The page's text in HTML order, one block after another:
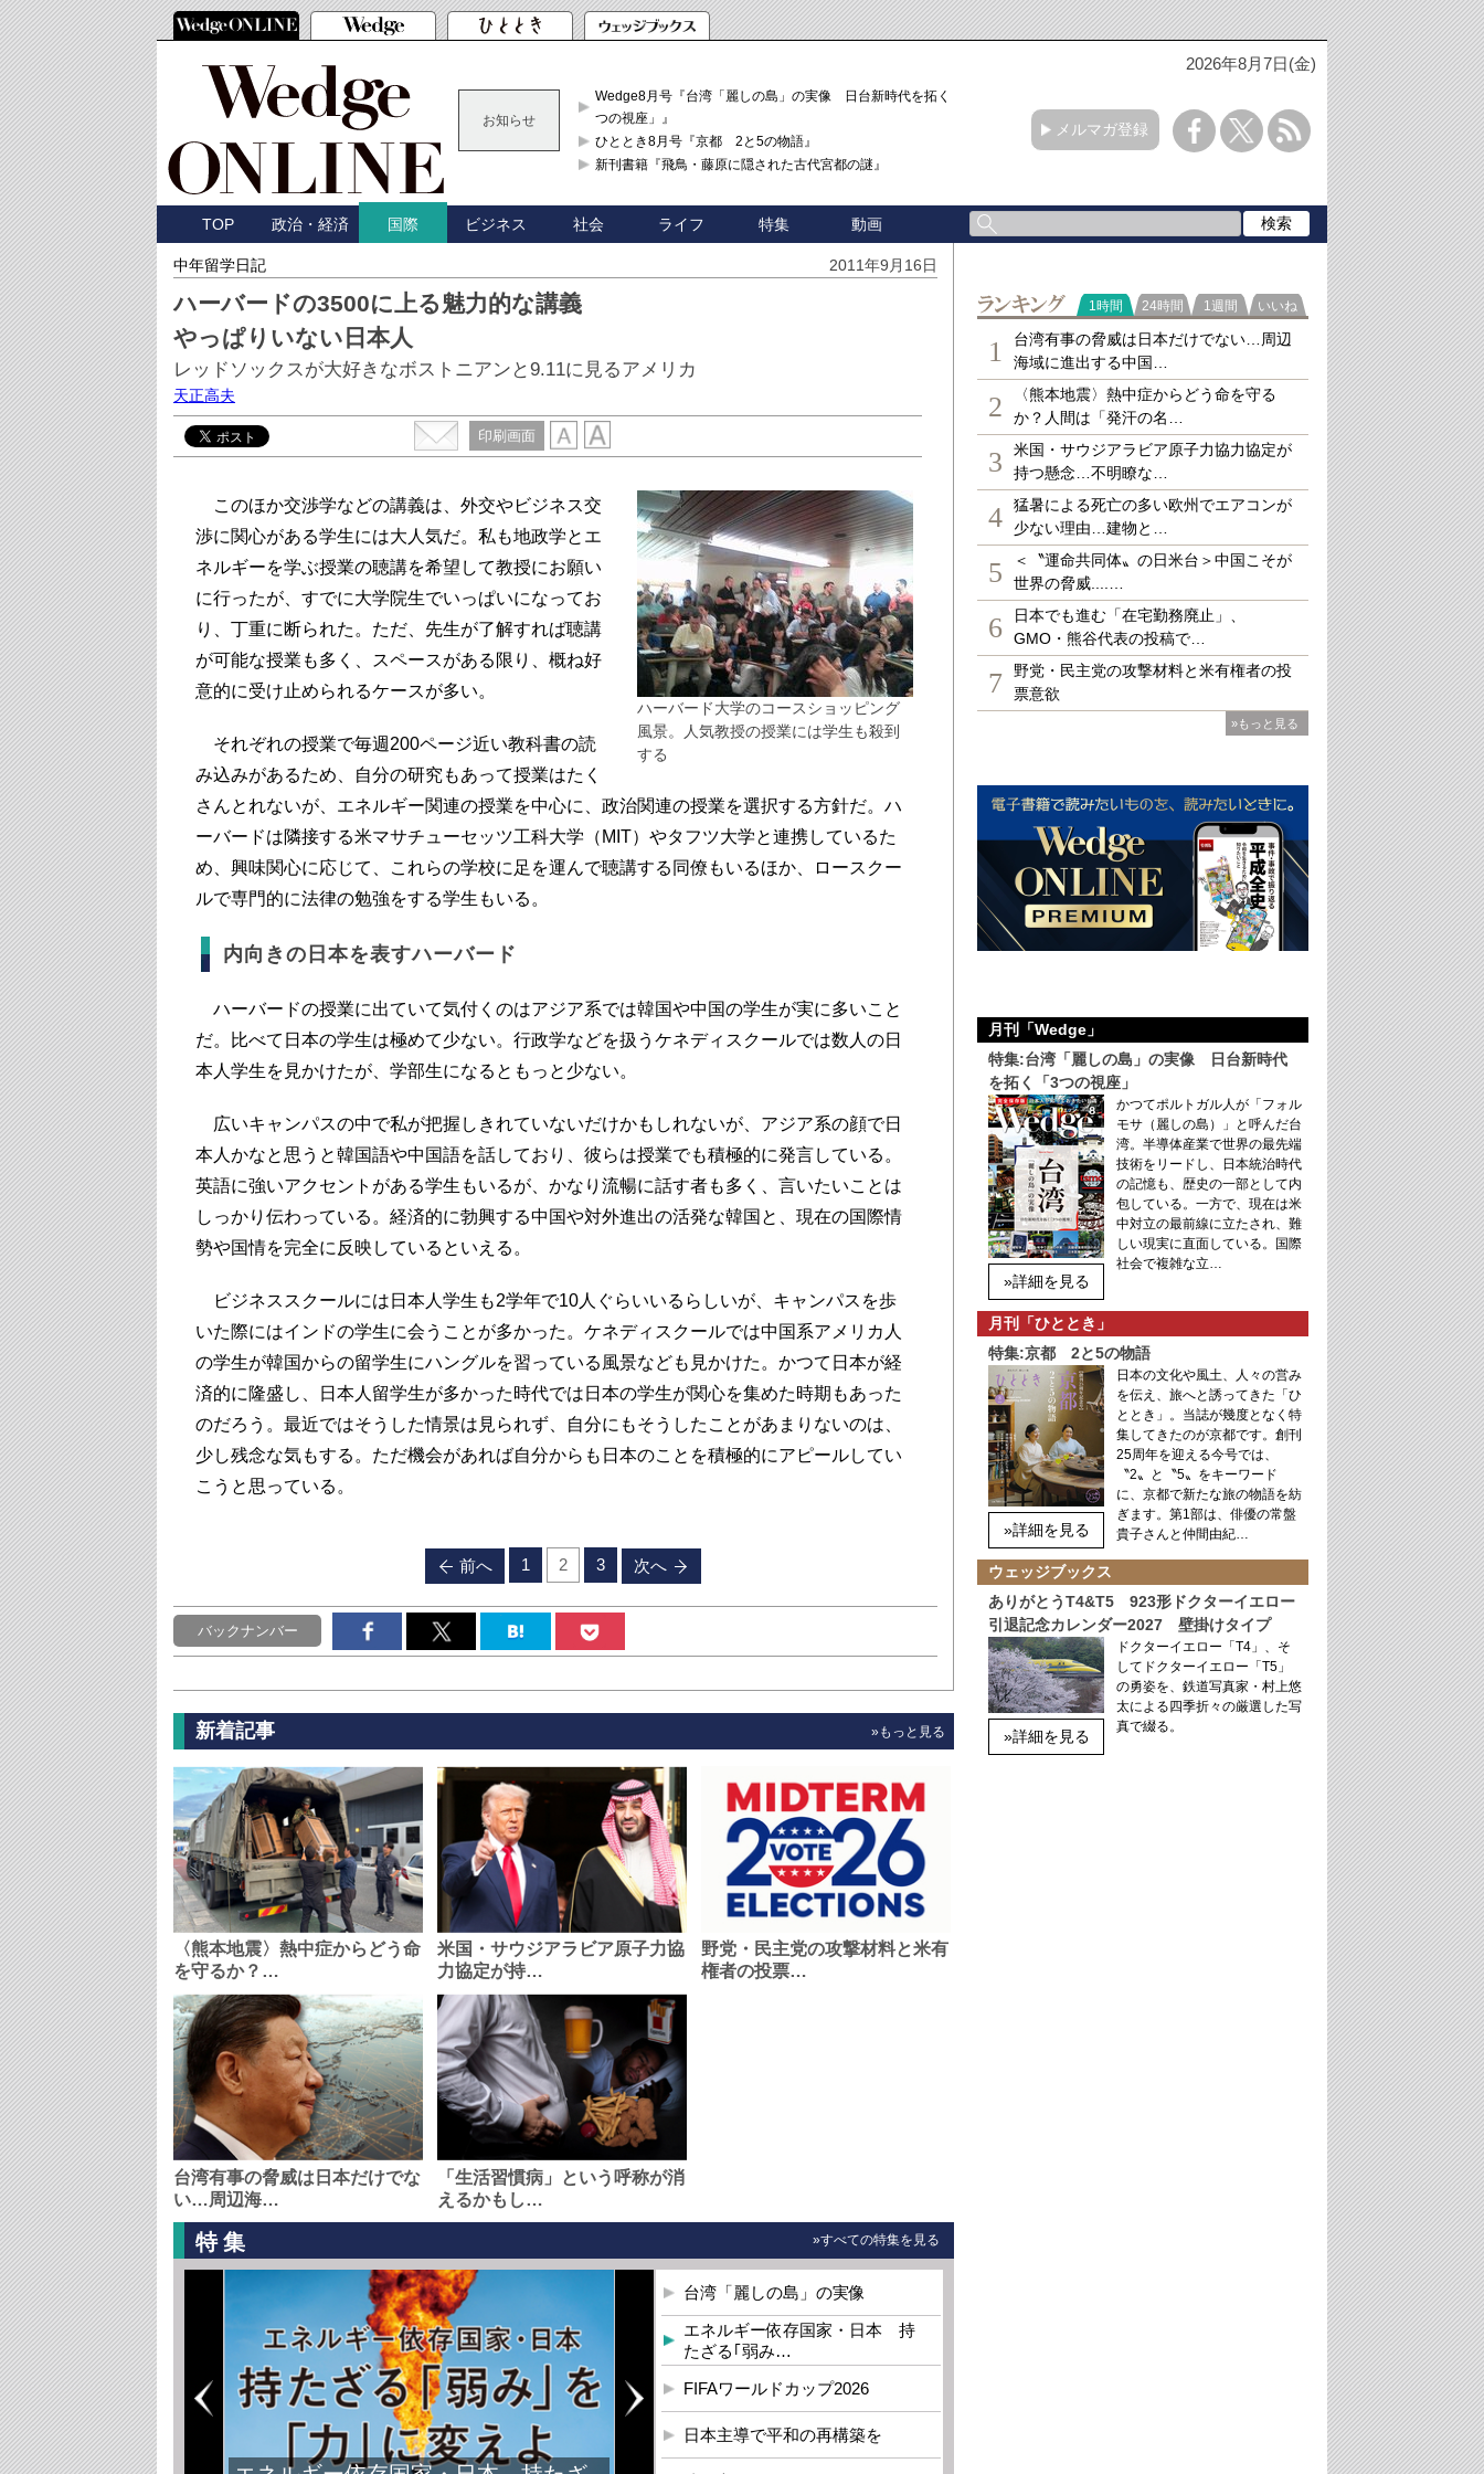
2026年8月7日(金)
お知らせ
Wedge8月号『台湾「麗しの島」の実像 日台新時代を拓く「3
つの視座」』
ひととき8月号『京都 2と5の物語』
新刊書籍『飛鳥・藤原に隠された古代宮都の謎』
メルマガ登録
TOP 政治・経済 国際 ビジネス 社会 ライフ 特集 動画
中年留学日記 2011年9月16日
ハーバードの3500に上る魅力的な講義
やっぱりいない日本人
レッドソックスが大好きなボストニアンと9.11に見るアメリカ
天正高夫
印刷画面
ハーバード大学のコースショッピング
風景。人気教授の授業には学生も殺到
する
このほか交渉学などの講義は、外交やビジネス交
渉に関心がある学生には大人気だ。私も地政学とエ
ネルギーを学ぶ授業の聴講を希望して教授にお願い
に行ったが、すでに大学院生でいっぱいになってお
り、丁重に断られた。ただ、先生が了解すれば聴講
が可能な授業も多く、スペースがある限り、概ね好
意的に受け止められるケースが多い。
それぞれの授業で毎週200ページ近い教科書の読
み込みがあるため、自分の研究もあって授業はたく
さんとれないが、エネルギー関連の授業を中心に、政治関連の授業を選択する方針だ。ハ
ーバードは隣接する米マサチューセッツ工科大学（MIT）やタフツ大学と連携しているた
め、興味関心に応じて、これらの学校に足を運んで聴講する同僚もいるほか、ロースクー
ルで専門的に法律の勉強をする学生もいる。
内向きの日本を表すハーバード
ハーバードの授業に出ていて気付くのはアジア系では韓国や中国の学生が実に多いこと
だ。比べて日本の学生は極めて少ない。行政学などを扱うケネディスクールでは数人の日
本人学生を見かけたが、学部生になるともっと少ない。
広いキャンパスの中で私が把握しきれていないだけかもしれないが、アジア系の顔で日
本人かなと思うと韓国語や中国語を話しており、彼らは授業でも積極的に発言している。
英語に強いアクセントがある学生もいるが、かなり流暢に話す者も多く、言いたいことは
しっかり伝わっている。経済的に勃興する中国や対外進出の活発な韓国と、現在の国際情
勢や国情を完全に反映しているといえる。
ビジネススクールには日本人学生も2学年で10人ぐらいいるらしいが、キャンパスを歩
いた際にはインドの学生に会うことが多かった。ケネディスクールでは中国系アメリカ人
の学生が韓国からの留学生にハングルを習っている風景なども見かけた。かつて日本が経
済的に隆盛し、日本人留学生が多かった時代では日本の学生が関心を集めた時期もあった
のだろう。最近ではそうした情景は見られず、自分にもそうしたことがあまりないのは、
少し残念な気もする。ただ機会があれば自分からも日本のことを積極的にアピールしてい
こうと思っている。
前へ 1 2 3 次へ
バックナンバー
新着記事 »もっと見る
〈熊本地震〉熱中症からどう命
を守るか？…
米国・サウジアラビア原子力協
力協定が持…
野党・民主党の攻撃材料と米有
権者の投票…
台湾有事の脅威は日本だけでな
い…周辺海…
「生活習慣病」という呼称が消
えるかもし…
特集 »すべての特集を見る
台湾「麗しの島」の実像
エネルギー依存国家・日本 持
たざる｢弱み…
FIFAワールドカップ2026
日本主導で平和の再構築を
ランキング
1時間 24時間 1週間 いいね
1
台湾有事の脅威は日本だけでない…周辺
海域に進出する中国…
2
〈熊本地震〉熱中症からどう命を守る
か？人間は「発汗の名…
3
米国・サウジアラビア原子力協力協定が
持つ懸念…不明瞭な…
4
猛暑による死亡の多い欧州でエアコンが
少ない理由…建物と…
5
＜〝運命共同体〟の日米台＞中国こそが
世界の脅威....…
6
日本でも進む「在宅勤務廃止」、
GMO・熊谷代表の投稿で…
7
野党・民主党の攻撃材料と米有権者の投
票意欲
»もっと見る
月刊「Wedge」
特集:台湾「麗しの島」の実像 日台新時代
を拓く「3つの視座」
»詳細を見る
かつてポルトガル人が「フォル
モサ（麗しの島）」と呼んだ台
湾。半導体産業で世界の最先端
技術をリードし、日本統治時代
の記憶も、歴史の一部として内
包している。一方で、現在は米
中対立の最前線に立たされ、難
しい現実に直面している。国際
社会で複雑な立…
月刊「ひととき」
特集:京都 2と5の物語
»詳細を見る
日本の文化や風土、人々の営み
を伝え、旅へと誘ってきた「ひ
ととき」。当誌が幾度となく特
集してきたのが京都です。創刊
25周年を迎える今号では、
〝2〟と〝5〟をキーワード
に、京都で新たな旅の物語を紡
ぎます。第1部は、俳優の常盤
貴子さんと仲間由紀…
ウェッジブックス
ありがとうT4&T5 923形ドクターイエロー
引退記念カレンダー2027 壁掛けタイプ
»詳細を見る
ドクターイエロー「T4」、そ
してドクターイエロー「T5」
の勇姿を、鉄道写真家・村上悠
太による四季折々の厳選した写
真で綴る。